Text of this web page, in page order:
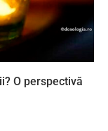
O perspectivă